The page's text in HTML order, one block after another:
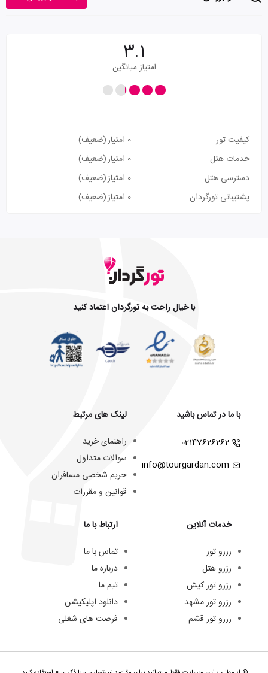
3.1
امتیاز میانگین
کیفیت تور 0 امتیاز
(ضعیف)
خدمات هتل
0 امتیاز
(ضعیف)
دسترسی هتل
0 امتیاز
(ضعیف)
پشتیبانی تورگردان
0 امتیاز (ضعیف)
با خیال راحت به تورگردان اعتماد کنید
با ما در تماس باشید
02147626262
info@tourgardan.com
خدمات آنلاین
رزرو تور
رزرو هتل
رزرو تور کیش
رزرو تور مشهد
رزرو تور قشم
لینک های مرتبط
راهنمای خرید
سوالات متداول
حریم شخصی مسافران
قوانین و مقررات
ارتباط با ما
تماس با ما
درباره ما
تیم ما
دانلود اپلیکیشن
فرصت های شغلی